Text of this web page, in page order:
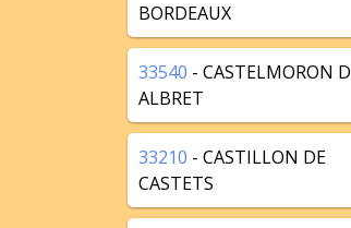
BORDEAUX
33540 - CASTELMORON D
ALBRET
33210 - CASTILLON DE
CASTETS